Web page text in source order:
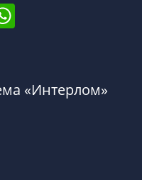
«Интерлом»